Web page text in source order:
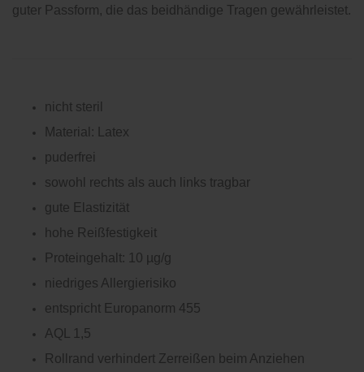
guter Passform, die das beidhändige Tragen gewährleistet.
nicht steril
Material: Latex
puderfrei
sowohl rechts als auch links tragbar
gute Elastizität
hohe Reißfestigkeit
Proteingehalt: 10 µg/g
niedriges Allergierisiko
entspricht Europanorm 455
AQL 1,5
Rollrand verhindert Zerreißen beim Anziehen